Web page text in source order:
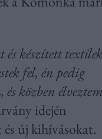
készített
fel, én pedig
közben
idején
és új kihívásokat.